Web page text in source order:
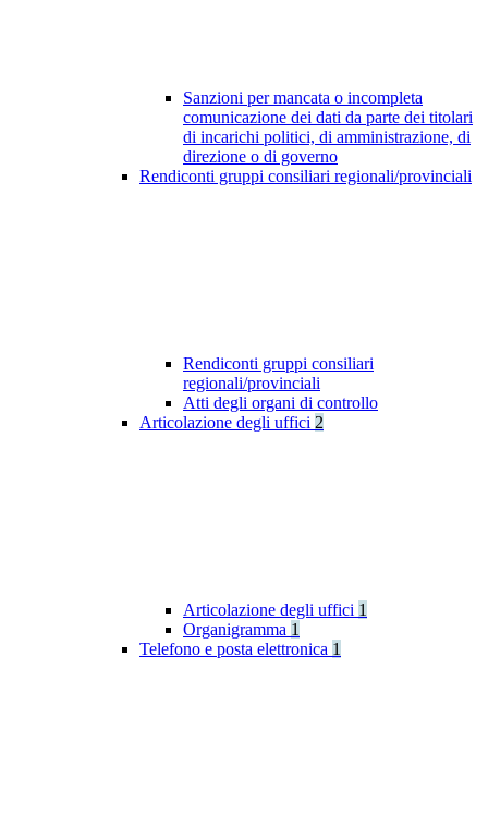
Sanzioni per mancata o incompleta
comunicazione dei dati da parte dei titolari
di incarichi politici, di amministrazione, di
direzione o di governo
Rendiconti gruppi consiliari regionali/provinciali
Rendiconti gruppi consiliari
regionali/provinciali
Atti degli organi di controllo
Articolazione degli uffici 2
Articolazione degli uffici 1
Organigramma 1
Telefono e posta elettronica 1